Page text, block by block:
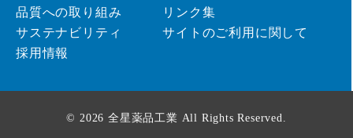
品質への取り組み
サステナビリティ
採用情報
リンク集
サイトのご利用に関して
© 2026 全星薬品工業 All Rights Reserved.